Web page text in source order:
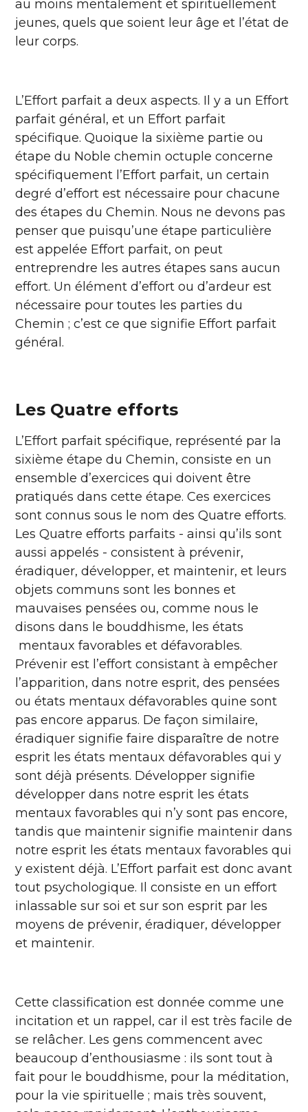
au moins mentalement et spirituellement
jeunes, quels que soient leur âge et l’état de
leur corps.
L’Effort parfait a deux aspects. Il y a un Effort
parfait général, et un Effort parfait
spécifique. Quoique la sixième partie ou
étape du Noble chemin octuple concerne
spécifiquement l’Effort parfait, un certain
degré d’effort est nécessaire pour chacune
des étapes du Chemin. Nous ne devons pas
penser que puisqu’une étape particulière
est appelée Effort parfait, on peut
entreprendre les autres étapes sans aucun
effort. Un élément d’effort ou d’ardeur est
nécessaire pour toutes les parties du
Chemin ; c’est ce que signifie Effort parfait
général.
Les Quatre efforts
L’Effort parfait spécifique, représenté par la
sixième étape du Chemin, consiste en un
ensemble d’exercices qui doivent être
pratiqués dans cette étape. Ces exercices
sont connus sous le nom des Quatre efforts.
Les Quatre efforts parfaits - ainsi qu’ils sont
aussi appelés - consistent à prévenir,
éradiquer, développer, et maintenir, et leurs
objets communs sont les bonnes et
mauvaises pensées ou, comme nous le
disons dans le bouddhisme, les états
mentaux favorables et défavorables.
Prévenir est l’effort consistant à empêcher
l’apparition, dans notre esprit, des pensées
ou états mentaux défavorables quine sont
pas encore apparus. De façon similaire,
éradiquer signifie faire disparaître de notre
esprit les états mentaux défavorables qui y
sont déjà présents. Développer signifie
développer dans notre esprit les états
mentaux favorables qui n’y sont pas encore,
tandis que maintenir signifie maintenir dans
notre esprit les états mentaux favorables qui
y existent déjà. L’Effort parfait est donc avant
tout psychologique. Il consiste en un effort
inlassable sur soi et sur son esprit par les
moyens de prévenir, éradiquer, développer
et maintenir.
Cette classification est donnée comme une
incitation et un rappel, car il est très facile de
se relâcher. Les gens commencent avec
beaucoup d’enthousiasme : ils sont tout à
fait pour le bouddhisme, pour la méditation,
pour la vie spirituelle ; mais très souvent,